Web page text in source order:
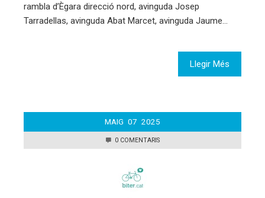
rambla d’Ègara direcció nord, avinguda Josep
Tarradellas, avinguda Abat Marcet, avinguda Jaume…
Llegir Més
MAIG 07 2025
0 COMENTARIS